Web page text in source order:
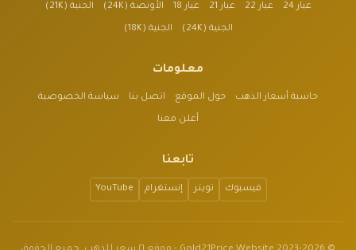
عيار 24 عيار 22 عيار 21 عيار 18 الأونصة (24K) الجنية (21K)
الجنية (24K) الجنية (18K)
معلومات
حاسبة أسعار الذهب حول الموقع اتصل بنا سياسة الخصوصية
أعلن معنا
تابعنا
فيسبوك تويتر إنستغرام YouTube